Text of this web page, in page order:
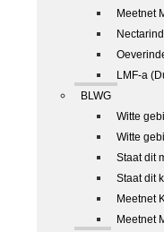
Meetnet
LMF-a
BLWG
Witte
Witte
Staat dit
Staat dit
Meetnet
Meetnet